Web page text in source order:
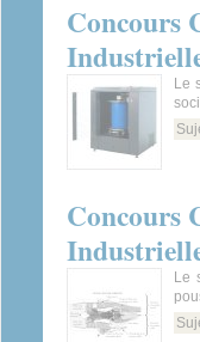
Concours
Le
Concours
Le